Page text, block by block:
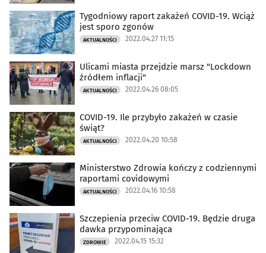
Tygodniowy raport zakażeń COVID-19. Wciąż
jest sporo zgonów
AKTUALNOŚCI 2022.04.27 11:15
Ulicami miasta przejdzie marsz "Lockdown
źródłem inflacji"
AKTUALNOŚCI 2022.04.26 08:05
COVID-19. Ile przybyło zakażeń w czasie
świąt?
AKTUALNOŚCI 2022.04.20 10:58
Ministerstwo Zdrowia kończy z codziennymi
raportami covidowymi
AKTUALNOŚCI 2022.04.16 10:58
Szczepienia przeciw COVID-19. Będzie druga
dawka przypominająca
ZDROWIE 2022.04.15 15:32